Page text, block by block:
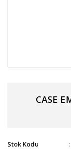
CASE
Stok Kodu